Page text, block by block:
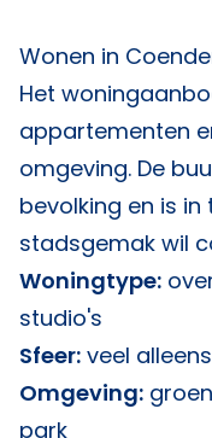
Wonen in
Het
appartementen
omgeving. De
bevolking en is in
stadsgemak wil
Woningtype:
studio's
Sfeer: veel
Omgeving:
park